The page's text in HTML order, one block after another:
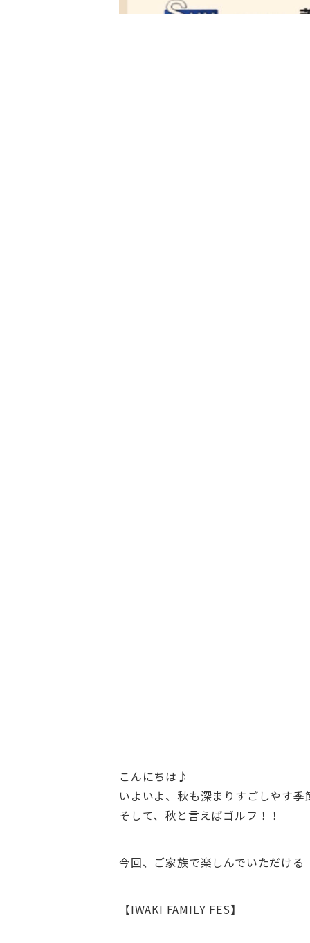
こんにちは♪
いよいよ、秋も深まりすごしやす
そして、秋と言えばゴルフ！！
今回、ご家族で楽しんでいただける
【IWAKI FAMILY FES】